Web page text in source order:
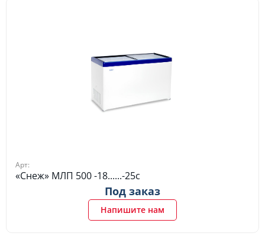
Арт:
«Снеж» МЛП 500 -18......-25c
Под заказ
Напишите нам